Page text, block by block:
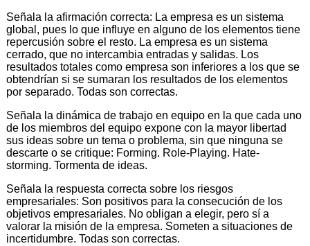
Señala la afirmación correcta: La empresa es un sistema
global, pues lo que influye en alguno de los elementos tiene
repercusión sobre el resto. La empresa es un sistema
cerrado, que no intercambia entradas y salidas. Los
resultados totales como empresa son inferiores a los que se
obtendrían si se sumaran los resultados de los elementos
por separado. Todas son correctas.
Señala la dinámica de trabajo en equipo en la que cada uno
de los miembros del equipo expone con la mayor libertad
sus ideas sobre un tema o problema, sin que ninguna se
descarte o se critique: Forming. Role-Playing. Hate-
storming. Tormenta de ideas.
Señala la respuesta correcta sobre los riesgos
empresariales: Son positivos para la consecución de los
objetivos empresariales. No obligan a elegir, pero sí a
valorar la misión de la empresa. Someten a situaciones de
incertidumbre. Todas son correctas.